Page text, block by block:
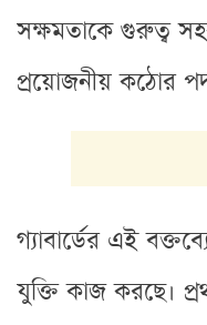
সক্ষমতাকে গুরুত্ব
প্রয়োজনীয় কঠোর
গ্যাবার্ডের এই
যুক্তি কাজ করছে।